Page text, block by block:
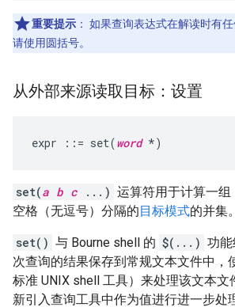
重要提示 ： 如果查询表达式在解读时有任
请使用圆括号。
从外部来源读取目标：设置
expr ::= set(word
set(a b c ...) 运算符用于计算一
空格（无逗号）分隔的 目标模式的并集。
set() 与 Bourne shell 的 $(...) 功
次查询的结果保存到常规文本文件中，
标准 UNIX shell 工具）来处理该文本文
新引入查询工具中作为值进行进一步处